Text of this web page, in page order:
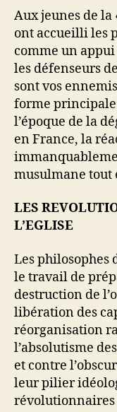
Aux jeunes de
ont accueilli les
comme un
les défenseurs
sont vos
forme
l’époque de la
en France, la
musulmane tout
LES
L’EGLISE
Les philosophes
le travail de
destruction de
libération des
réorganisation
l’absolutisme
et contre
leur pilier
révolutionnaires